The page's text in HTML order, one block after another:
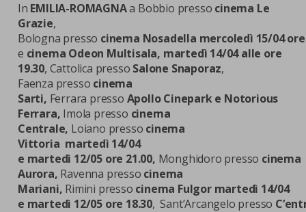
In EMILIA-ROMAGNAa Bobbio presso cinema Le
Grazie,
Bologna presso cinema Nosadella mercoledì 15/04 ore
e cinema Odeon Multisala, martedì 14/04 alle ore
19.30, Cattolica presso Salone Snaporaz,
Faenza presso cinema
Sarti, Ferrara presso Apollo Cinepark e Notorious
Ferrara, Imola presso cinema
Centrale, Loiano presso cinema
Vittoria martedì 14/04
e martedì 12/05 ore 21.00, Monghidoro presso cinema
Aurora, Ravenna presso cinema
Mariani, Rimini presso cinema Fulgor martedì 14/04
e martedì 12/05 ore 18.30, Sant’Arcangelo presso